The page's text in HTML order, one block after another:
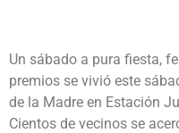
Un sábado a pura fiesta,
premios se vivió este
de la Madre en Estación
Cientos de vecinos se